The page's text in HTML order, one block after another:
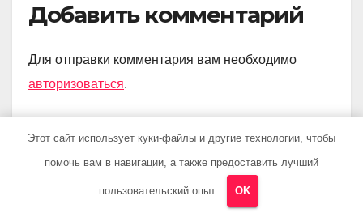
Добавить комментарий
Для отправки комментария вам необходимо
авторизоваться.
Этот сайт использует куки-файлы и другие технологии, чтобы
помочь вам в навигации, а также предоставить лучший
пользовательский опыт. OK